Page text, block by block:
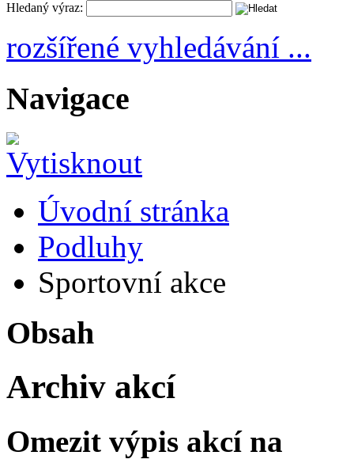
Hledaný výraz:
rozšířené vyhledávání ...
Navigace
Úvodní stránka
Podluhy
Sportovní akce
Obsah
Archiv akcí
Omezit výpis akcí na